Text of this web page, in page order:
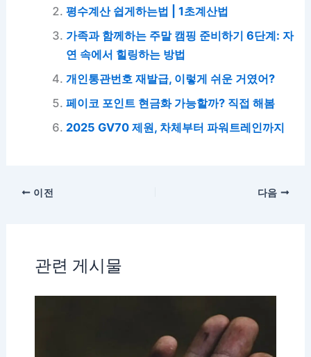
평수계산 쉽게하는법 | 1초계산법
가족과 함께하는 주말 캠핑 준비하기 6단계: 자
연 속에서 힐링하는 방법
개인통관번호 재발급, 이렇게 쉬운 거였어?
페이코 포인트 현금화 가능할까? 직접 해봄
2025 GV70 제원, 차체부터 파워트레인까지
이전 다음
관련 게시물